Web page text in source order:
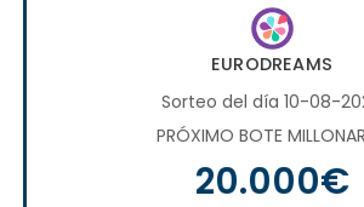
EURODREAMS
Sorteo del día 10-08-
PRÓXIMO BOTE
20.000€